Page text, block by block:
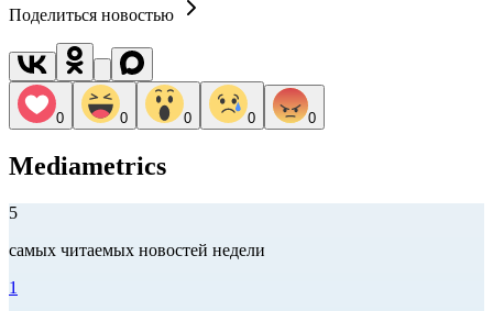
Поделиться новостью
0 0 0 0 0
Mediametrics
5
самых читаемых новостей недели
1